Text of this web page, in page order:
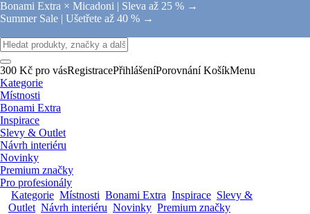
Bonami Extra × Micadoni | Sleva až 25 % →
Summer Sale | Ušetřete až 40 % →
300 Kč pro vásRegistracePřihlášeníPorovnání KošíkMenu
Kategorie
Místnosti
Bonami Extra
Inspirace
Slevy & Outlet
Návrh interiéru
Novinky
Premium značky
Pro profesionály
Kategorie Místnosti Bonami Extra Inspirace Slevy &
Outlet Návrh interiéru Novinky Premium značky